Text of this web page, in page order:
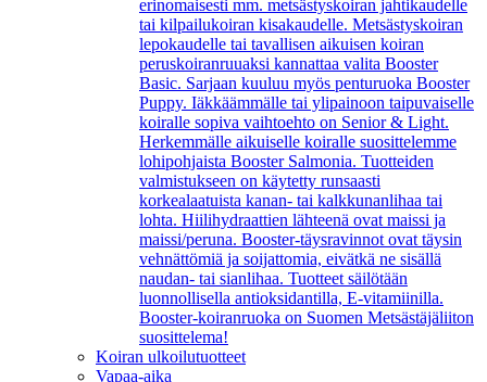
erinomaisesti mm. metsästyskoiran jahtikaudelle
tai kilpailukoiran kisakaudelle. Metsästyskoiran
lepokaudelle tai tavallisen aikuisen koiran
peruskoiranruuaksi kannattaa valita Booster
Basic. Sarjaan kuuluu myös penturuoka Booster
Puppy. Iäkkäämmälle tai ylipainoon taipuvaiselle
koiralle sopiva vaihtoehto on Senior & Light.
Herkemmälle aikuiselle koiralle suosittelemme
lohipohjaista Booster Salmonia. Tuotteiden
valmistukseen on käytetty runsaasti
korkealaatuista kanan- tai kalkkunanlihaa tai
lohta. Hiilihydraattien lähteenä ovat maissi ja
maissi/peruna. Booster-täysravinnot ovat täysin
vehnättömiä ja soijattomia, eivätkä ne sisällä
naudan- tai sianlihaa. Tuotteet säilötään
luonnollisella antioksidantilla, E-vitamiinilla.
Booster-koiranruoka on Suomen Metsästäjäliiton
suosittelema!
Koiran ulkoilutuotteet
Vapaa-aika